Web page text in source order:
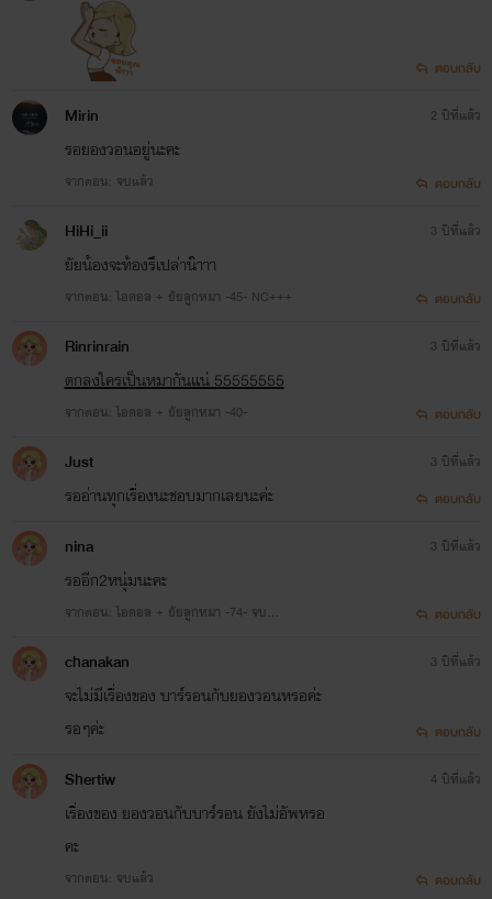
ตอบกลับ
Mirin
รอยองวอนอยู่นะคะ
จากตอน: จบแล้ว
2 ปีที่แล้ว
ตอบกลับ
HiHi_ii
ยัยน้องจะท้องรึเปล่าน๊าาา
จากตอน: ไอดอล + ยัยลูกหมา -45- NC+++
3 ปีที่แล้ว
ตอบกลับ
Rinrinrain
ตกลงใครเป็นหมากันแน่ 55555555
จากตอน: ไอดอล + ยัยลูกหมา -40-
3 ปีที่แล้ว
ตอบกลับ
Just
รออ่านทุกเรื่องนะชอบมากเลยนะค่ะ
3 ปีที่แล้ว
ตอบกลับ
nina
รออีก2หนุ่มนะคะ
จากตอน: ไอดอล + ยัยลูกหมา -74- จบ...
3 ปีที่แล้ว
ตอบกลับ
chanakan
จะไม่มีเรื่องของ บาร์รอนกับยองวอนหรอค่ะ
รอๆค่ะ
3 ปีที่แล้ว
ตอบกลับ
Shertiw
เริ่องของ ยองวอนกับบาร์รอน ยังไม่อัพหรอ
คะ
จากตอน: จบแล้ว
4 ปีที่แล้ว
ตอบกลับ